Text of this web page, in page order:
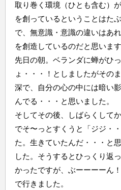
y
自
生
塾
取り巻く環境（ひとも含む）
を創っているということはた
で、無意識・意識の違いはあ
を創造しているのだと思います
先日の朝。ベランダに蝉がひ
ょ・・・！としましたがその
深で、自分の心の中には暗い
んでる・・・と思いました。
そしてその後、しばらくして
でそ〜っとすくうと「ジジ・
た。生きていたんだ・・・と
した。そうするとひっくり返
かったですが、ぶーーーーん
で行きました。